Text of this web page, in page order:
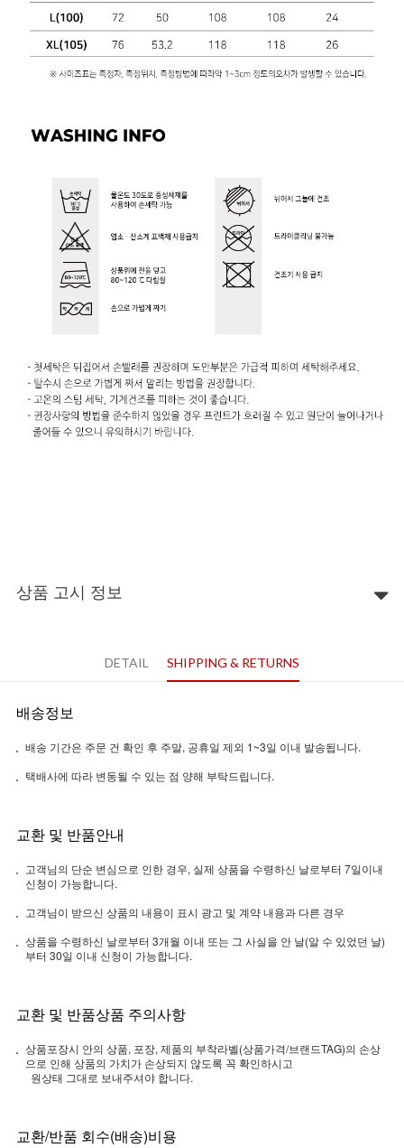
상품 고시 정보
DETAIL SHIPPING & RETURNS
배송정보
배송 기간은 주문 건 확인 후 주말, 공휴일 제외 1~3일 이내 발송됩니다.
택배사에 따라 변동될 수 있는 점 양해 부탁드립니다.
교환 및 반품안내
고객님의 단순 변심으로 인한 경우, 실제 상품을 수령하신 날로부터 7일이내
신청이 가능합니다.
고객님이 받으신 상품의 내용이 표시 광고 및 계약 내용과 다른 경우
상품을 수령하신 날로부터 3개월 이내 또는 그 사실을 안 날(알 수 있었던 날)
부터 30일 이내 신청이 가능합니다.
교환 및 반품상품 주의사항
상품포장시 안의 상품, 포장, 제품의 부착라벨(상품가격/브랜드TAG)의 손상
으로 인해 상품의 가치가 손상되지 않도록 꼭 확인하시고
원상태 그대로 보내주셔야 합니다.
교환/반품 회수(배송)비용